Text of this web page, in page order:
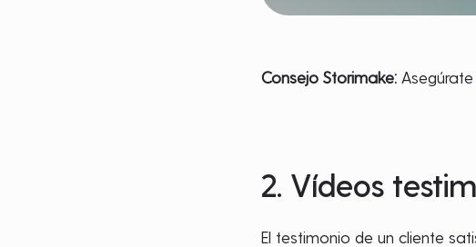
Consejo Storimake:
2. Vídeos
El testimonio de un cliente